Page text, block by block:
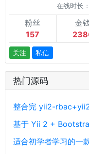
在线时长
粉丝
157
金
关注 私信
热门源码
基于 Yii 2 +
适合初学者学习的一